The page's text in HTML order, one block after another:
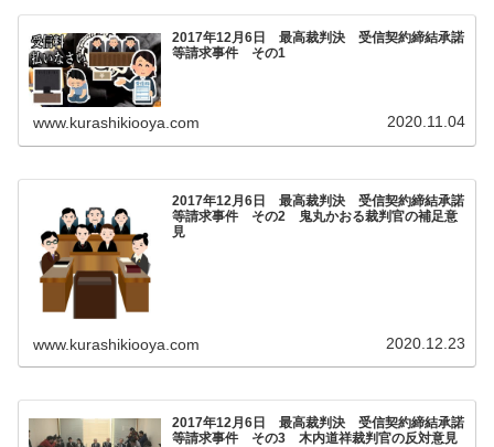
2017年12月6日 最高裁判決 受信契約締結承諾
等請求事件 その1
www.kurashikiooya.com 2020.11.04
2017年12月6日 最高裁判決 受信契約締結承諾
等請求事件 その2 鬼丸かおる裁判官の補足意
見
www.kurashikiooya.com 2020.12.23
2017年12月6日 最高裁判決 受信契約締結承諾
等請求事件 その3 木内道祥裁判官の反対意見